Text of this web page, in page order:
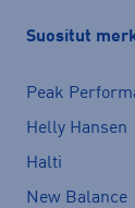
Suositut
Peak
Helly Hansen
Halti
New Balance